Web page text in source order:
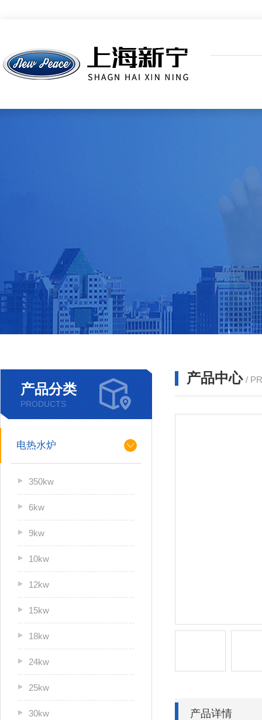
产品分类
PRODUCTS
电热水炉
350kw
6kw
9kw
10kw
12kw
15kw
18kw
24kw
25kw
30kw
产品中心 /
产品详情